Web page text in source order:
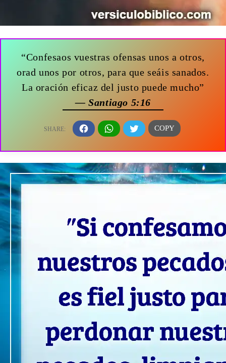
“Confesaos vuestras ofensas unos a otros,
orad unos por otros, para que seáis sanados.
La oración eficaz del justo puede mucho”
— Santiago 5:16